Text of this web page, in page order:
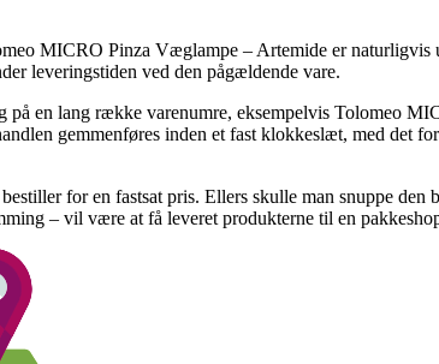
MICRO Pinza Væglampe – Artemide er naturligvis
leveringstiden ved den pågældende vare.
en lang række varenumre, eksempelvis Tolomeo
gemmenføres inden et fast klokkeslæt, med det
for en fastsat pris. Ellers skulle man snuppe den
– vil være at få leveret produkterne til en